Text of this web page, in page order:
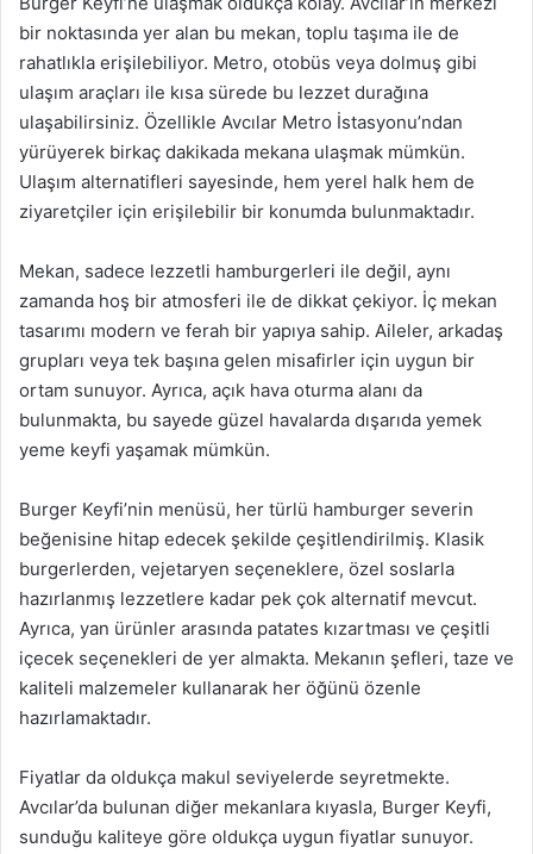
bir noktasında yer alan bu mekan, toplu taşıma ile de
rahatlıkla erişilebiliyor. Metro, otobüs veya dolmuş gibi
ulaşım araçları ile kısa sürede bu lezzet durağına
ulaşabilirsiniz. Özellikle Avcılar Metro İstasyonu’ndan
yürüyerek birkaç dakikada mekana ulaşmak mümkün.
Ulaşım alternatifleri sayesinde, hem yerel halk hem de
ziyaretçiler için erişilebilir bir konumda bulunmaktadır.
Mekan, sadece lezzetli hamburgerleri ile değil, aynı
zamanda hoş bir atmosferi ile de dikkat çekiyor. İç mekan
tasarımı modern ve ferah bir yapıya sahip. Aileler, arkadaş
grupları veya tek başına gelen misafirler için uygun bir
ortam sunuyor. Ayrıca, açık hava oturma alanı da
bulunmakta, bu sayede güzel havalarda dışarıda yemek
yeme keyfi yaşamak mümkün.
Burger Keyfi’nin menüsü, her türlü hamburger severin
beğenisine hitap edecek şekilde çeşitlendirilmiş. Klasik
burgerlerden, vejetaryen seçeneklere, özel soslarla
hazırlanmış lezzetlere kadar pek çok alternatif mevcut.
Ayrıca, yan ürünler arasında patates kızartması ve çeşitli
içecek seçenekleri de yer almakta. Mekanın şefleri, taze ve
kaliteli malzemeler kullanarak her öğünü özenle
hazırlamaktadır.
Fiyatlar da oldukça makul seviyelerde seyretmekte.
Avcılar’da bulunan diğer mekanlara kıyasla, Burger Keyfi,
sunduğu kaliteye göre oldukça uygun fiyatlar sunuyor.